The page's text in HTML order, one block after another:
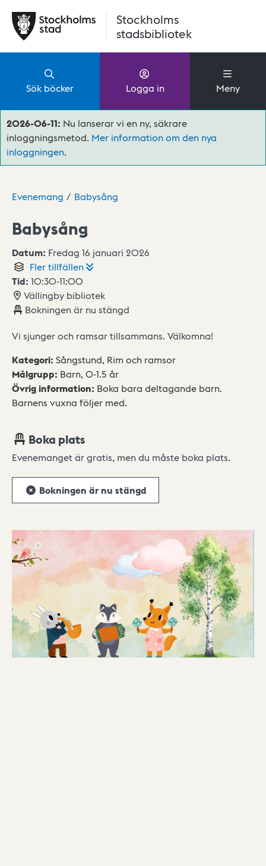
Stockholms
stadsbibliotek
Sök böcker Logga in Meny
2026-06-11: Nu lanserar vi en ny, säkrare
inloggningsmetod. Mer information om den nya
inloggningen.
Evenemang Babysång
Babysång
Datum: Fredag 16 januari 2026
Flertillfällen
Tid: 10:30-11:00
Vällingby bibliotek
Bokningen är nu stängd
Vi sjunger och ramsar tillsammans. Välkomna!
Kategori: Sångstund, Rim och ramsor
Målgrupp: Barn, 0-1.5 år
Övrig information: Boka bara deltagande barn.
Barnens vuxna följer med.
Boka plats
Evenemanget är gratis, men du måste boka plats.
Bokningen är nu stängd